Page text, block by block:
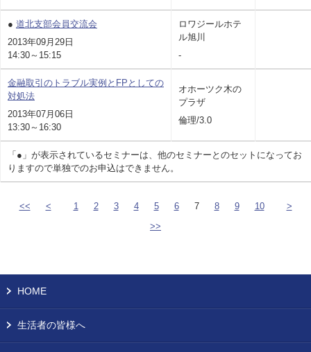
「●」が表示されているセミナーは、他のセミナーとのセットになってお
りますので単独でのお申込はできません。
● 道北支部会員交流会
2013年09月29日
14:30～15:15
ロワジールホテ
ル旭川
-
金融取引のトラブル実例とFPとしての
対処法
2013年07月06日
13:30～16:30
オホーツク木の
プラザ
倫理/3.0
<< < 1 2 3 4 5 6 7 8 9 10
>
>>
HOME
生活者の皆様へ